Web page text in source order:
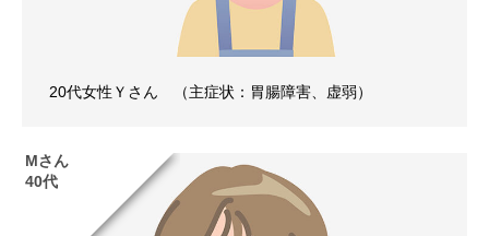
20代女性Ｙさん （主症状：胃腸障害、虚弱）
Mさん
40代